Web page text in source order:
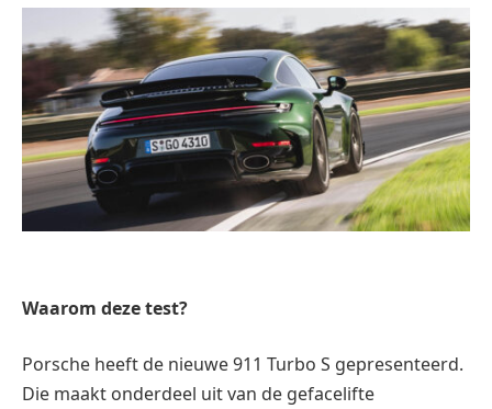
Waarom deze test?
Porsche heeft de nieuwe 911 Turbo S gepresenteerd.
Die maakt onderdeel uit van de gefacelifte